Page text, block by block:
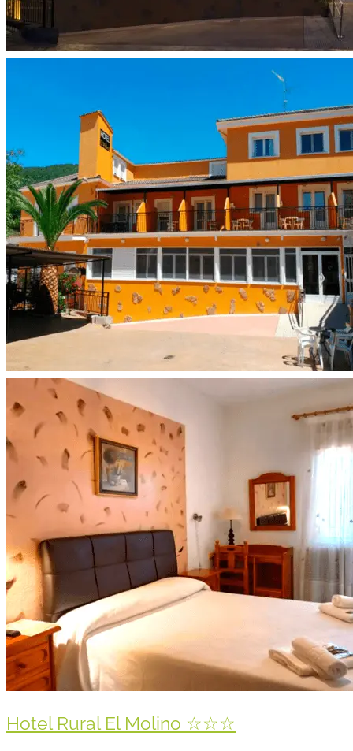
Hotel Rural El Molino ☆☆☆